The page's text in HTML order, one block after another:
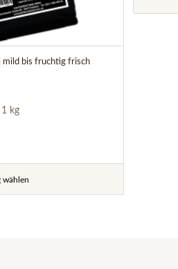
mild bis fruchtig frisch
kg